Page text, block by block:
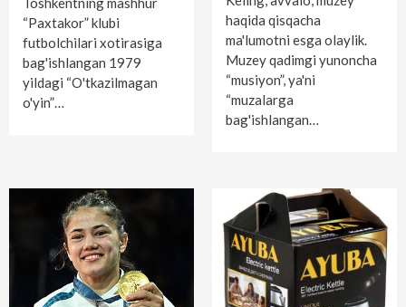
“Paxtakor” klubi
futbolchilari xotirasiga
bag'ishlangan 1979
yildagi “O'tkazilmagan
o'yin”…
haqida qisqacha
ma'lumotni esga olaylik.
Muzey qadimgi yunoncha
“musiyon”, ya'ni
“muzalarga
bag'ishlangan…